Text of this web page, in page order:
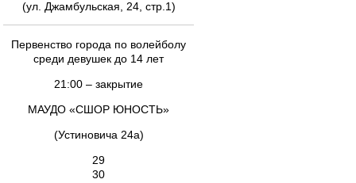
(ул. Джамбульская, 24, стр.1)
Первенство города по волейболу
среди девушек до 14 лет
21:00 – закрытие
МАУДО «СШОР ЮНОСТЬ»
(Устиновича 24а)
29
30